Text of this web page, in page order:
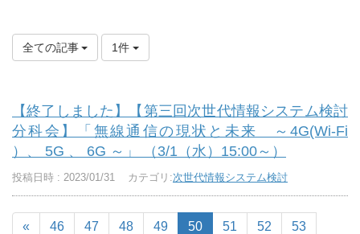
全ての記事 1件
【終了しました】【第三回次世代情報システム検討
分科会】「無線通信の現状と未来 ～4G(Wi-Fi
）、 5G 、 6G ～」 （3/1（水）15:00～）
投稿日時 : 2023/01/31 カテゴリ:次世代情報システム検討
« 46 47 48 49 50 51 52 53